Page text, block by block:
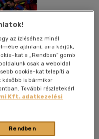
Megosztom
nyelvű|cérnafűzött,
az ízléséhez minél
ajánlani, arra kérjük,
kat a „Rendben” gomb
csak a weboldal
cookie-kat telepíti a
is bármikor
További részletekért
Kft. adatkezelési
Rendben